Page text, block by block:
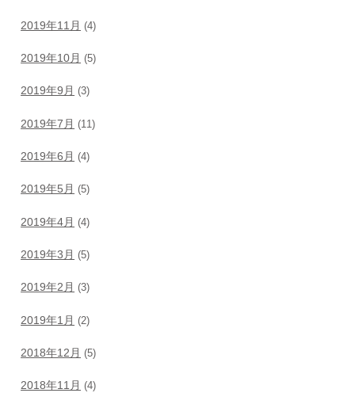
2019年11月 (4)
2019年10月 (5)
2019年9月 (3)
2019年7月 (11)
2019年6月 (4)
2019年5月 (5)
2019年4月 (4)
2019年3月 (5)
2019年2月 (3)
2019年1月 (2)
2018年12月 (5)
2018年11月 (4)